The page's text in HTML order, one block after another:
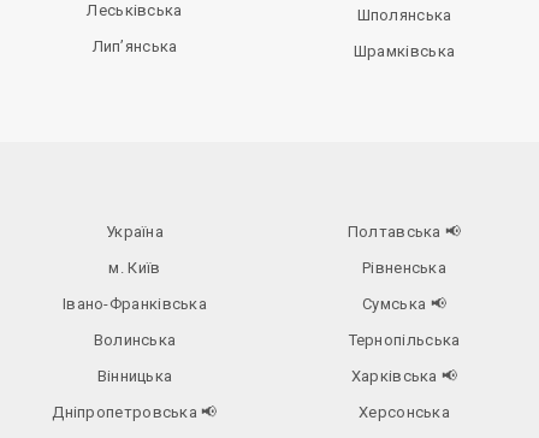
Леськівська
Лип’янська
Шполянська
Шрамківська
Україна
м. Київ
Івано-Франківська
Волинська
Вінницька
Дніпропетровська📢
Полтавська 📢
Рівненська
Сумська 📢
Тернопільська
Харківська 📢
Херсонська